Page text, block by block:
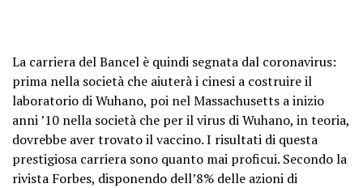
La carriera del Bancel è quindi segnata dal coronavirus:
prima nella società che aiuterà i cinesi a costruire il
laboratorio di Wuhano, poi nel Massachusetts a inizio
anni ’10 nella società che per il virus di Wuhano, in teoria,
dovrebbe aver trovato il vaccino. I risultati di questa
prestigiosa carriera sono quanto mai proficui. Secondo la
rivista Forbes, disponendo dell’8% delle azioni di